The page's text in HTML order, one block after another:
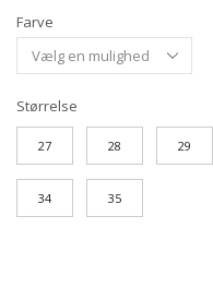
Farve
Størrelse
27 28 29
34 35